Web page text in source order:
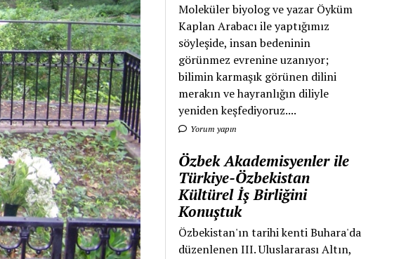
Moleküler biyolog ve yazar Öyküm
Kaplan Arabacı ile yaptığımız
söyleşide, insan bedeninin
görünmez evrenine uzanıyor;
bilimin karmaşık görünen dilini
merakın ve hayranlığın diliyle
yeniden keşfediyoruz....
Yorum yapın
Özbek Akademisyenler ile
Türkiye-Özbekistan
Kültürel İş Birliğini
Konuştuk
Özbekistan'ın tarihi kenti Buhara'da
düzenlenen III. Uluslararası Altın,